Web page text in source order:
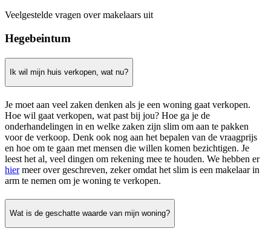
Veelgestelde vragen over makelaars uit
Hegebeintum
Ik wil mijn huis verkopen, wat nu?
Je moet aan veel zaken denken als je een woning gaat verkopen.
Hoe wil gaat verkopen, wat past bij jou? Hoe ga je de
onderhandelingen in en welke zaken zijn slim om aan te pakken
voor de verkoop. Denk ook nog aan het bepalen van de vraagprijs
en hoe om te gaan met mensen die willen komen bezichtigen. Je
leest het al, veel dingen om rekening mee te houden. We hebben er
hiermeer over geschreven, zeker omdat het slim is een makelaar in
arm te nemen om je woning te verkopen.
Wat is de geschatte waarde van mijn woning?